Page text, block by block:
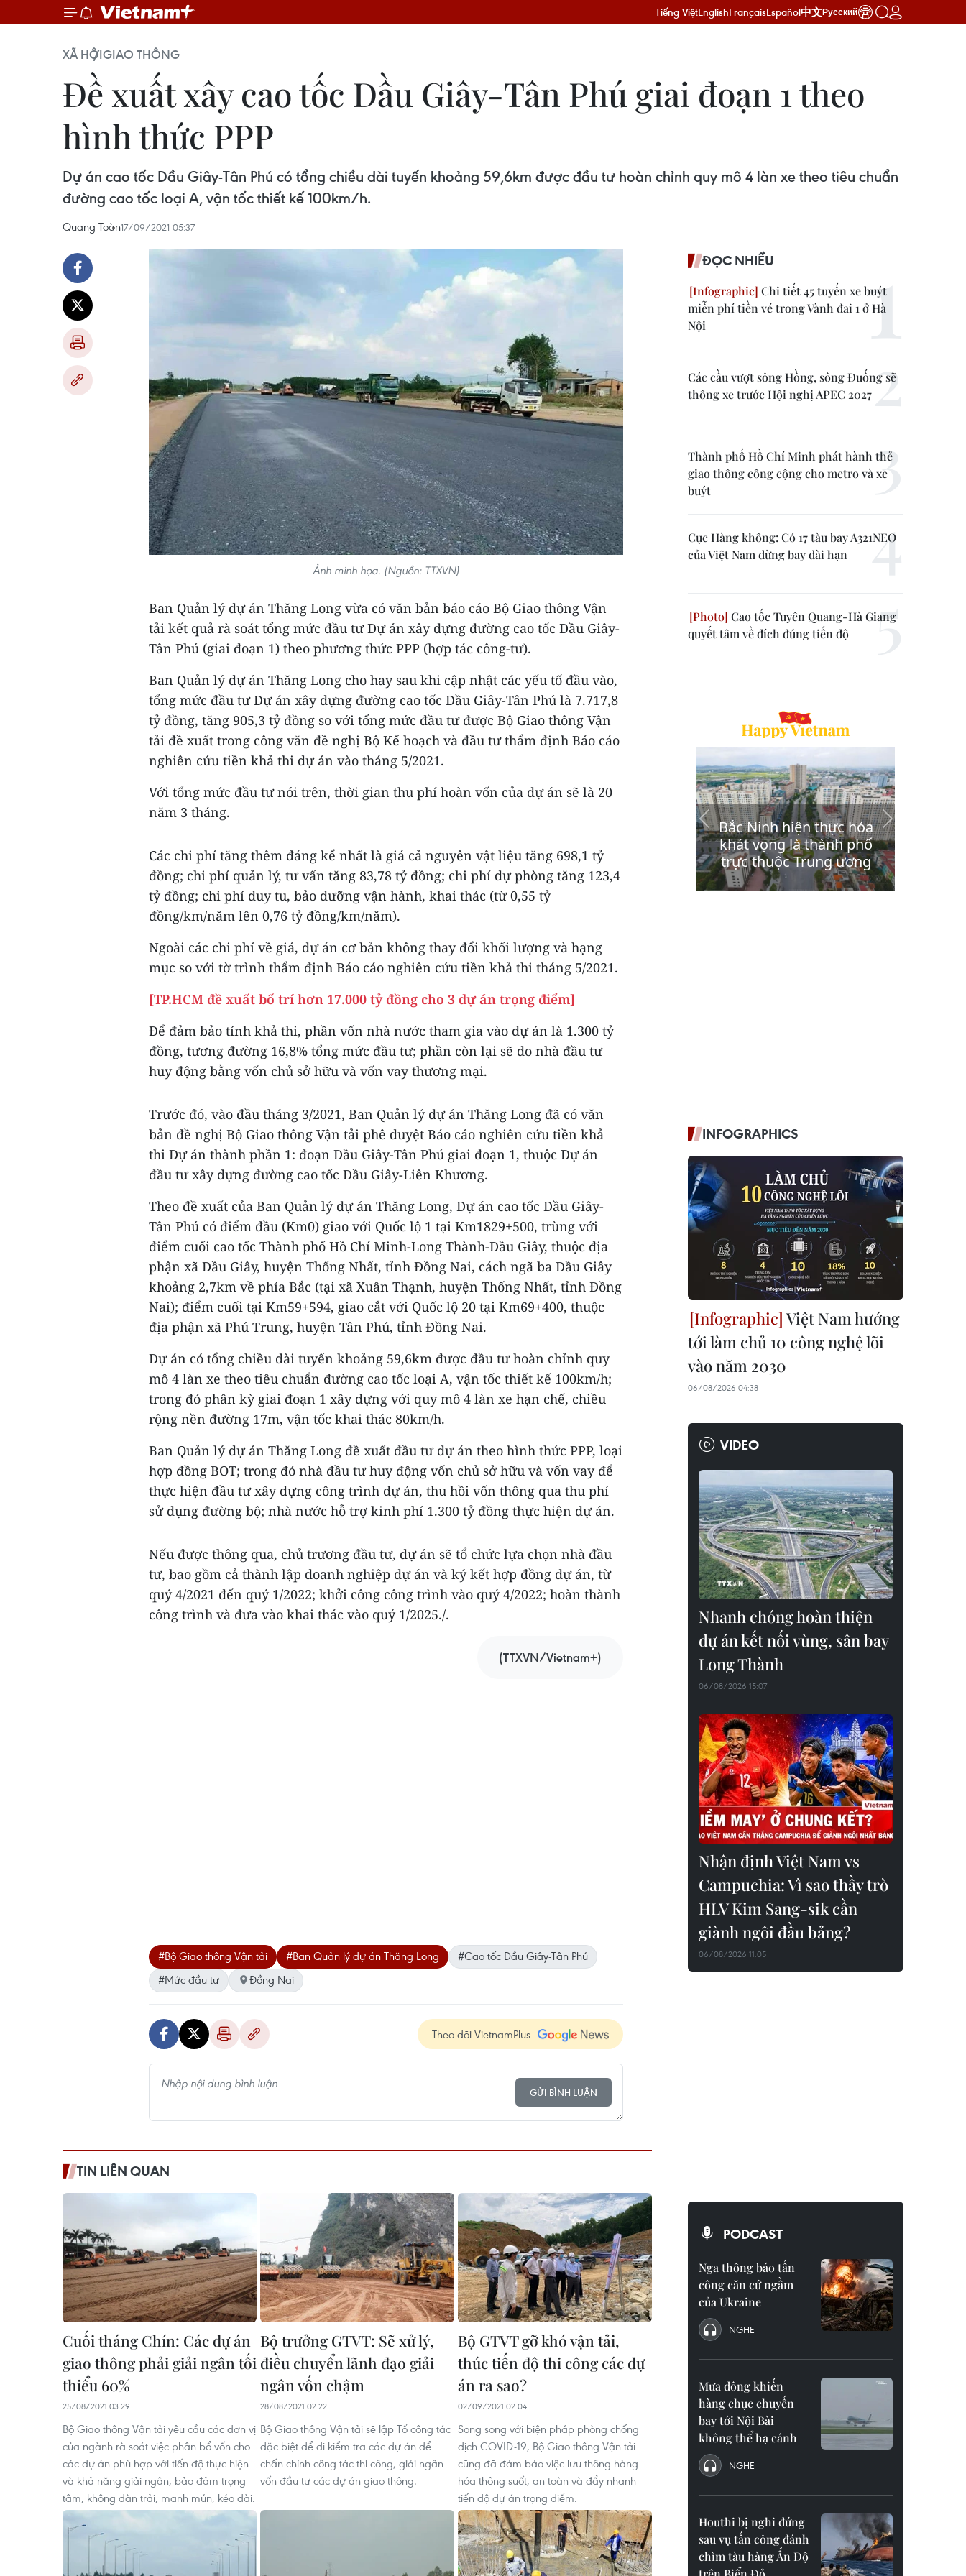
Tiếng ViệtEnglishFrançaisEspañol中文Русский
XÃ HỘIGIAO THÔNG
Đề xuất xây cao tốc Dầu Giây-Tân Phú giai đoạn 1 theo
hình thức PPP
Dự án cao tốc Dầu Giây-Tân Phú có tổng chiều dài tuyến khoảng 59,6km được đầu tư hoàn chỉnh quy mô 4 làn xe theo tiêu chuẩn
đường cao tốc loại A, vận tốc thiết kế 100km/h.
Quang Toàn17/09/2021 05:37
Ảnh minh họa. (Nguồn: TTXVN)
Ban Quản lý dự án Thăng Long vừa có văn bản báo cáo Bộ Giao thông Vận
tải kết quả rà soát tổng mức đầu tư Dự án xây dựng đường cao tốc Dầu Giây-
Tân Phú (giai đoạn 1) theo phương thức PPP (hợp tác công-tư).
Ban Quản lý dự án Thăng Long cho hay sau khi cập nhật các yếu tố đầu vào,
tổng mức đầu tư Dự án xây dựng đường cao tốc Dầu Giây-Tân Phú là 7.717,8
tỷ đồng, tăng 905,3 tỷ đồng so với tổng mức đầu tư được Bộ Giao thông Vận
tải đề xuất trong công văn đề nghị Bộ Kế hoạch và đầu tư thẩm định Báo cáo
nghiên cứu tiền khả thi dự án vào tháng 5/2021.
Với tổng mức đầu tư nói trên, thời gian thu phí hoàn vốn của dự án sẽ là 20
năm 3 tháng.
Các chi phí tăng thêm đáng kể nhất là giá cả nguyên vật liệu tăng 698,1 tỷ
đồng; chi phí quản lý, tư vấn tăng 83,78 tỷ đồng; chi phí dự phòng tăng 123,4
tỷ đồng; chi phí duy tu, bảo dưỡng vận hành, khai thác (từ 0,55 tỷ
đồng/km/năm lên 0,76 tỷ đồng/km/năm).
Ngoài các chi phí về giá, dự án cơ bản không thay đổi khối lượng và hạng
mục so với tờ trình thẩm định Báo cáo nghiên cứu tiền khả thi tháng 5/2021.
[TP.HCM đề xuất bố trí hơn 17.000 tỷ đồng cho 3 dự án trọng điểm]
Để đảm bảo tính khả thi, phần vốn nhà nước tham gia vào dự án là 1.300 tỷ
đồng, tương đường 16,8% tổng mức đầu tư; phần còn lại sẽ do nhà đầu tư
huy động bằng vốn chủ sở hữu và vốn vay thương mại.
Trước đó, vào đầu tháng 3/2021, Ban Quản lý dự án Thăng Long đã có văn
bản đề nghị Bộ Giao thông Vận tải phê duyệt Báo cáo nghiên cứu tiền khả
thi Dự án thành phần 1: đoạn Dầu Giây-Tân Phú giai đoạn 1, thuộc Dự án
đầu tư xây dựng đường cao tốc Dầu Giây-Liên Khương.
Theo đề xuất của Ban Quản lý dự án Thăng Long, Dự án cao tốc Dầu Giây-
Tân Phú có điểm đầu (Km0) giao với Quốc lộ 1 tại Km1829+500, trùng với
điểm cuối cao tốc Thành phố Hồ Chí Minh-Long Thành-Dầu Giây, thuộc địa
phận xã Dầu Giây, huyện Thống Nhất, tỉnh Đồng Nai, cách ngã ba Dầu Giây
khoảng 2,7km về phía Bắc (tại xã Xuân Thạnh, huyện Thống Nhất, tỉnh Đồng
Nai); điểm cuối tại Km59+594, giao cắt với Quốc lộ 20 tại Km69+400, thuộc
địa phận xã Phú Trung, huyện Tân Phú, tỉnh Đồng Nai.
Dự án có tổng chiều dài tuyến khoảng 59,6km được đầu tư hoàn chỉnh quy
mô 4 làn xe theo tiêu chuẩn đường cao tốc loại A, vận tốc thiết kế 100km/h;
trong đó phân kỳ giai đoạn 1 xây dựng với quy mô 4 làn xe hạn chế, chiều
rộng nền đường 17m, vận tốc khai thác 80km/h.
Ban Quản lý dự án Thăng Long đề xuất đầu tư dự án theo hình thức PPP, loại
hợp đồng BOT; trong đó nhà đầu tư huy động vốn chủ sở hữu và vốn vay để
thực hiện đầu tư xây dựng công trình dự án, thu hồi vốn thông qua thu phí
sử dụng đường bộ; nhà nước hỗ trợ kinh phí 1.300 tỷ đồng thực hiện dự án.
Nếu được thông qua, chủ trương đầu tư, dự án sẽ tổ chức lựa chọn nhà đầu
tư, bao gồm cả thành lập doanh nghiệp dự án và ký kết hợp đồng dự án, từ
quý 4/2021 đến quý 1/2022; khởi công công trình vào quý 4/2022; hoàn thành
công trình và đưa vào khai thác vào quý 1/2025./.
(TTXVN/Vietnam+)
#Bộ Giao thông Vận tải #Ban Quản lý dự án Thăng Long
#Cao tốc Dầu Giây-Tân Phú
#Mức đầu tư
Đồng Nai
Theo dõi VietnamPlus
GỬI BÌNH LUẬN
TIN LIÊN QUAN
Cuối tháng Chín: Các dự án
giao thông phải giải ngân tối
thiểu 60%
25/08/2021 03:29
Bộ Giao thông Vận tải yêu cầu các đơn vị
của ngành rà soát việc phân bổ vốn cho
các dự án phù hợp với tiến độ thực hiện
và khả năng giải ngân, bảo đảm trọng
tâm, không dàn trải, manh mún, kéo dài.
Bộ trưởng GTVT: Sẽ xử lý,
điều chuyển lãnh đạo giải
ngân vốn chậm
28/08/2021 02:22
Bộ Giao thông Vận tải sẽ lập Tổ công tác
đặc biệt để đi kiểm tra các dự án để
chấn chỉnh công tác thi công, giải ngân
vốn đầu tư các dự án giao thông.
Bộ GTVT gỡ khó vận tải,
thúc tiến độ thi công các dự
án ra sao?
02/09/2021 02:04
Song song với biện pháp phòng chống
dịch COVID-19, Bộ Giao thông Vận tải
cũng đã đảm bảo việc lưu thông hàng
hóa thông suốt, an toàn và đẩy nhanh
tiến độ dự án trọng điểm.
ĐỌC NHIỀU
Chi tiết 45 tuyến xe buýt
miễn phí tiền vé trong Vành đai 1 ở Hà
Nội
Các cầu vượt sông Hồng, sông Đuống sẽ
thông xe trước Hội nghị APEC 2027
Thành phố Hồ Chí Minh phát hành thẻ
giao thông công cộng cho metro và xe
buýt
Cục Hàng không: Có 17 tàu bay A321NEO
của Việt Nam dừng bay dài hạn
Cao tốc Tuyên Quang-Hà Giang
quyết tâm về đích đúng tiến độ
INFOGRAPHICS
Việt Nam hướng
tới làm chủ 10 công nghệ lõi
vào năm 2030
06/08/2026 04:38
VIDEO
Nhanh chóng hoàn thiện
dự án kết nối vùng, sân bay
Long Thành
06/08/2026 15:07
Nhận định Việt Nam vs
Campuchia: Vì sao thầy trò
HLV Kim Sang-sik cần
giành ngôi đầu bảng?
06/08/2026 11:05
PODCAST
Nga thông báo tấn
công căn cứ ngầm
của Ukraine
NGHE
Mưa dông khiến
hàng chục chuyến
bay tới Nội Bài
không thể hạ cánh
NGHE
Houthi bị nghi đứng
sau vụ tấn công đánh
chìm tàu hàng Ấn Độ